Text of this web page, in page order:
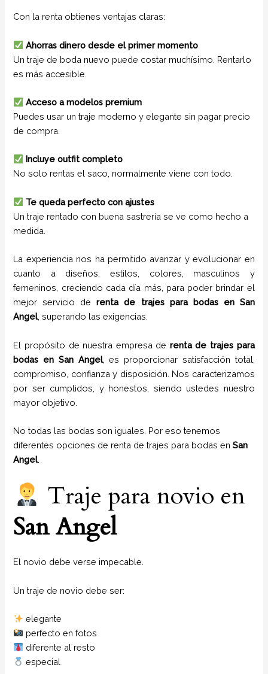
Con la renta obtienes ventajas claras:
Ahorras dinero desde el primer momento
Un traje de boda nuevo puede costar muchísimo. Rentarlo
es más accesible.
Acceso a modelos premium
Puedes usar un traje moderno y elegante sin pagar precio
de compra.
Incluye outfit completo
No solo rentas el saco, normalmente viene con todo.
Te queda perfecto con ajustes
Un traje rentado con buena sastrería se ve como hecho a
medida.
La experiencia nos ha permitido avanzar y evolucionar en
cuanto a diseños, estilos, colores, masculinos y
femeninos, creciendo cada día más, para poder brindar el
mejor servicio derenta de trajes para bodas en San
Angel, superando las exigencias.
El propósito de nuestra empresa de renta de trajes para
bodas en San Angel, es proporcionar satisfacción total,
compromiso, confianza y disposición. Nos caracterizamos
por ser cumplidos, y honestos, siendo ustedes nuestro
mayor objetivo.
No todas las bodas son iguales. Por eso tenemos
diferentes opciones de renta de trajes para bodas enSan
Angel.
Traje para novio en
San Angel
El novio debe verse impecable.
Un traje de novio debe ser:
elegante
perfecto en fotos
diferente al resto
especial